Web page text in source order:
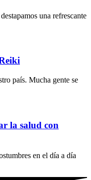
una refrescante
país. Mucha gente se
la salud con
en el día a día